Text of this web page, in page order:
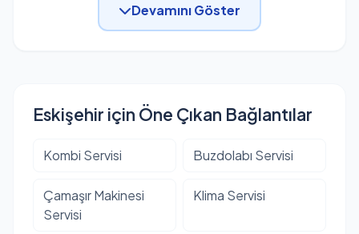
Devamını Göster
Eskişehir için Öne Çıkan Bağlantılar
Kombi Servisi Buzdolabı Servisi
Çamaşır Makinesi
Servisi
Klima Servisi